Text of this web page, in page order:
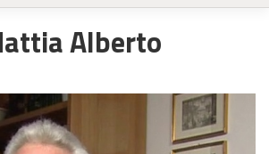
Alberto